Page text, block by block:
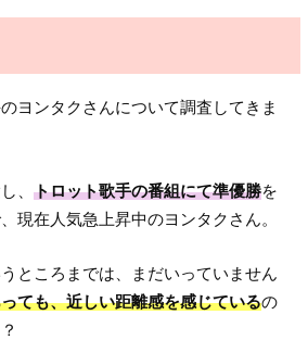
ヨンタクさんについて調査してきま
、トロット歌手の番組にて準優勝を
現在人気急上昇中のヨンタクさん。
ところまでは、まだいっていません
ても、近しい距離感を感じているの